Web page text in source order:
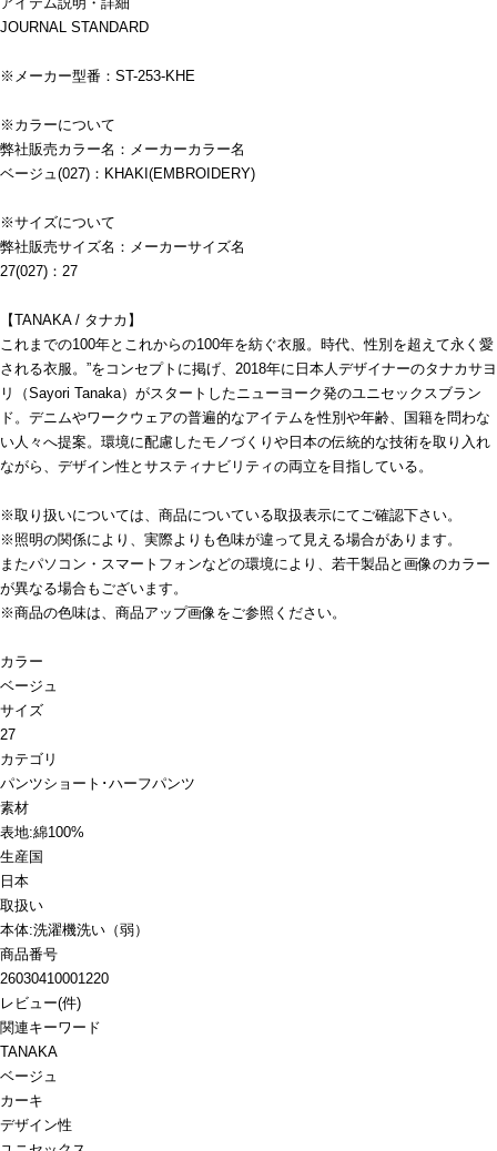
JOURNAL STANDARD
※メーカー型番：ST-253-KHE
※カラーについて
弊社販売カラー名：メーカーカラー名
ベージュ(027)：KHAKI(EMBROIDERY)
※サイズについて
弊社販売サイズ名：メーカーサイズ名
27(027)：27
【TANAKA / タナカ】
これまでの100年とこれからの100年を紡ぐ衣服。時代、性別を超えて永く愛
される衣服。”をコンセプトに掲げ、2018年に日本人デザイナーのタナカサヨ
リ（Sayori Tanaka）がスタートしたニューヨーク発のユニセックスブラン
ド。デニムやワークウェアの普遍的なアイテムを性別や年齢、国籍を問わな
い人々へ提案。環境に配慮したモノづくりや日本の伝統的な技術を取り入れ
ながら、デザイン性とサスティナビリティの両立を目指している。
※取り扱いについては、商品についている取扱表示にてご確認下さい。
※照明の関係により、実際よりも色味が違って見える場合があります。
またパソコン・スマートフォンなどの環境により、若干製品と画像のカラー
が異なる場合もございます。
※商品の色味は、商品アップ画像をご参照ください。
カラー
ベージュ
サイズ
27
カテゴリ
パンツショート･ハーフパンツ
素材
表地:綿100%
生産国
日本
取扱い
本体:洗濯機洗い（弱）
商品番号
26030410001220
レビュー(件)
関連キーワード
TANAKA
ベージュ
カーキ
デザイン性